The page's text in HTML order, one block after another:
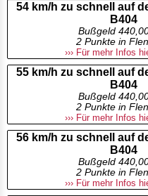
54 km/h zu schnell auf
B404
Bußgeld
2 Punkte in
››› Für mehr Infos
55 km/h zu schnell auf
B404
Bußgeld
2 Punkte in
››› Für mehr Infos
56 km/h zu schnell auf
B404
Bußgeld
2 Punkte in
››› Für mehr Infos